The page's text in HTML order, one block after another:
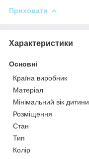
Приховати
Характеристики
Основні
Країна виробник
Матеріал
Мінімальний вік дитини
Розміщення
Стан
Тип
Колір